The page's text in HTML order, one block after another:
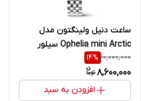
ساعت دنیل ولینگتون مدل
Ophelia mini Arctic سیلور
(زنانه)
10,000,000
14%
8,600,000
افزودن به سبد